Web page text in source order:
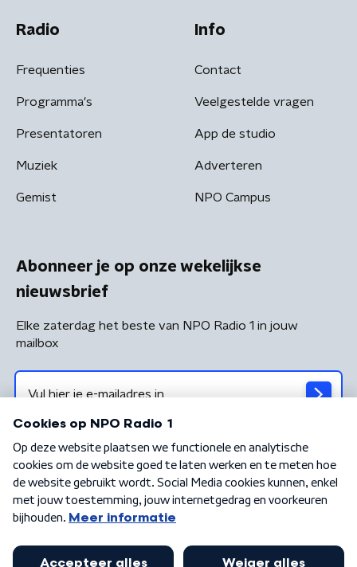
Radio
Frequenties
Programma's
Presentatoren
Muziek
Gemist
Info
Contact
Veelgestelde vragen
App de studio
Adverteren
NPO Campus
Abonneer je op onze wekelijkse
nieuwsbrief
Elke zaterdag het beste van NPO Radio 1 in jouw
mailbox
Algemene voorwaarden